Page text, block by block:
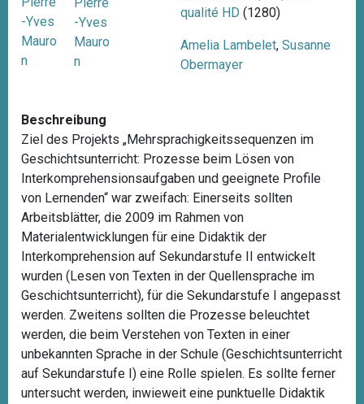
-Yves
Mauro
n
-Yves
Mauro
n
qualité HD (1280)
Amelia Lambelet, Susanne
Obermayer
Beschreibung
Ziel des Projekts „Mehrsprachigkeitssequenzen im
Geschichtsunterricht: Prozesse beim Lösen von
Interkomprehensionsaufgaben und geeignete Profile
von Lernenden“ war zweifach: Einerseits sollten
Arbeitsblätter, die 2009 im Rahmen von
Materialentwicklungen für eine Didaktik der
Interkomprehension auf Sekundarstufe II entwickelt
wurden (Lesen von Texten in der Quellensprache im
Geschichtsunterricht), für die Sekundarstufe I angepasst
werden. Zweitens sollten die Prozesse beleuchtet
werden, die beim Verstehen von Texten in einer
unbekannten Sprache in der Schule (Geschichtsunterricht
auf Sekundarstufe I) eine Rolle spielen. Es sollte ferner
untersucht werden, inwieweit eine punktuelle Didaktik